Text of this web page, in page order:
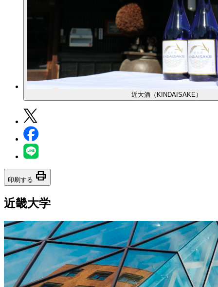
近大酒（KINDAISAKE）
印刷する print
近畿大学